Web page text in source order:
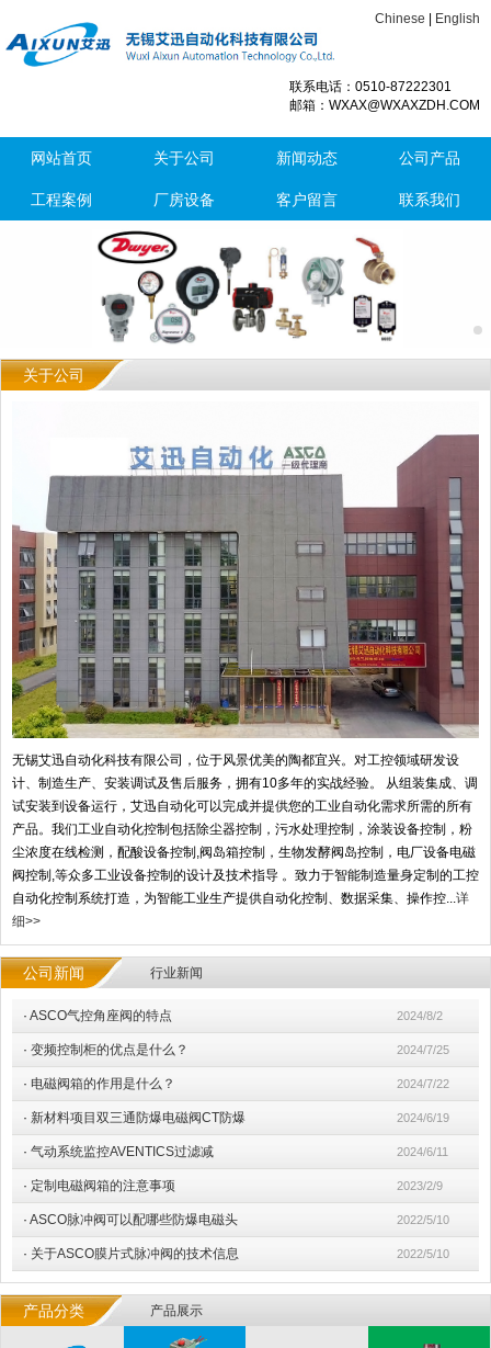
Chinese English
联系电话：0510-87222301
邮箱：WXAX@WXAXZDH.COM
网站首页 关于公司 新闻动态 公司产品
工程案例 厂房设备 客户留言 联系我们
关于公司
无锡艾迅自动化科技有限公司，位于风景优美的陶都宜兴。对工控领域研发设
计、制造生产、安装调试及售后服务，拥有10多年的实战经验。 从组装集成、调
试安装到设备运行，艾迅自动化可以完成并提供您的工业自动化需求所需的所有
产品。我们工业自动化控制包括除尘器控制，污水处理控制，涂装设备控制，粉
尘浓度在线检测，配酸设备控制,阀岛箱控制，生物发酵阀岛控制，电厂设备电磁
阀控制,等众多工业设备控制的设计及技术指导 。致力于智能制造量身定制的工控
自动化控制系统打造，为智能工业生产提供自动化控制、数据采集、操作控...详
细>>
公司新闻 行业新闻
· ASCO气控角座阀的特点 2024/8/2
· 变频控制柜的优点是什么？ 2024/7/25
· 电磁阀箱的作用是什么？ 2024/7/22
· 新材料项目双三通防爆电磁阀CT防爆 2024/6/19
· 气动系统监控AVENTICS过滤减 2024/6/11
· 定制电磁阀箱的注意事项 2023/2/9
· ASCO脉冲阀可以配哪些防爆电磁头 2022/5/10
· 关于ASCO膜片式脉冲阀的技术信息 2022/5/10
产品分类 产品展示